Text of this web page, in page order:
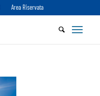
Area Riservata